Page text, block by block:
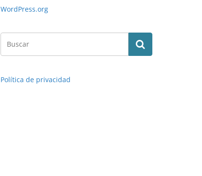
WordPress.org
Política de privacidad